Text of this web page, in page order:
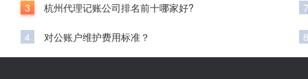
3 杭州代理记账公司排名前十哪家好?
4 对公账户维护费用标准？
7
8